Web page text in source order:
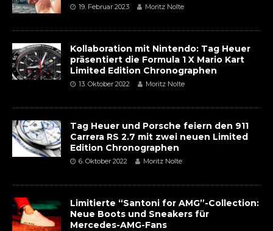
19. Februar 2023 Moritz Nolte
Kollaboration mit Nintendo: Tag Heuer
präsentiert die Formula 1 X Mario Kart
Limited Edition Chronographen
13. Oktober 2022 Moritz Nolte
Tag Heuer und Porsche feiern den 911
Carrera RS 2.7 mit zwei neuen Limited
Edition Chronographen
6. Oktober 2022 Moritz Nolte
Limitierte “Santoni for AMG”-Collection:
Neue Boots und Sneakers für
Mercedes-AMG-Fans